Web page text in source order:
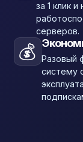
за 1 клик
серверов.
💰 Разовый
систему